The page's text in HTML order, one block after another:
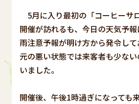
5月に入り最初の「コーヒーサ
開催が訪れるも、今日の天気予
雨注意予報が明け方から発令し
元の悪い状態では来客者も少な
いました。
開催後、午後1時過ぎになっても